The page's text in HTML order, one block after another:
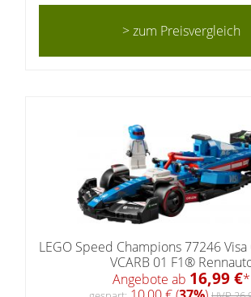
> zum Preisvergleich
LEGO Speed Champions 77246 Visa
VCARB 01 F1®
Angebote ab 16,99 €*